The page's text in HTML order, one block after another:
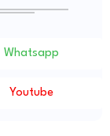
Whatsapp
Youtube